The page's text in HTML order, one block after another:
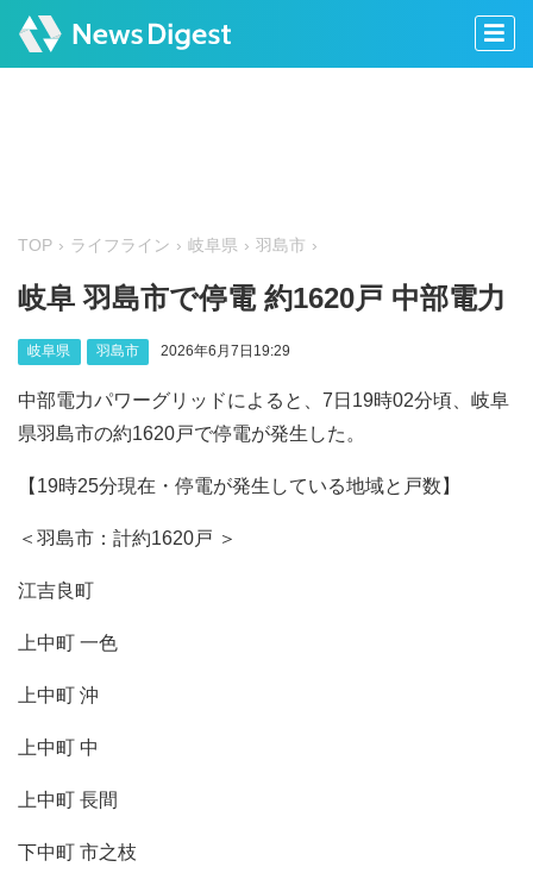
TOP ライフライン 岐阜県 羽島市
岐阜 羽島市で停電 約1620戸 中部電力
岐阜県 羽島市 2026年6月7日19:29
中部電力パワーグリッドによると、7日19時02分頃、岐阜
県羽島市の約1620戸で停電が発生した。
【19時25分現在・停電が発生している地域と戸数】
＜羽島市：計約1620戸 ＞
江吉良町
上中町 一色
上中町 沖
上中町 中
上中町 長間
下中町 市之枝